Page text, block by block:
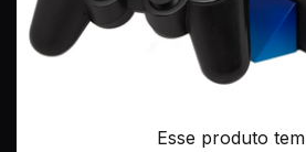
Esse produto tem